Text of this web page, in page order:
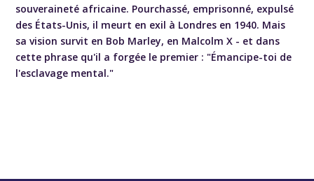
souveraineté africaine. Pourchassé, emprisonné, expulsé
des États-Unis, il meurt en exil à Londres en 1940. Mais
sa vision survit en Bob Marley, en Malcolm X - et dans
cette phrase qu'il a forgée le premier : "Émancipe-toi de
l'esclavage mental."